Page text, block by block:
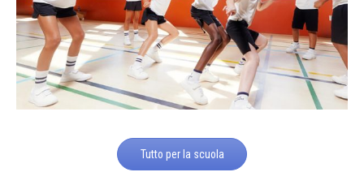
Tutto per la scuola